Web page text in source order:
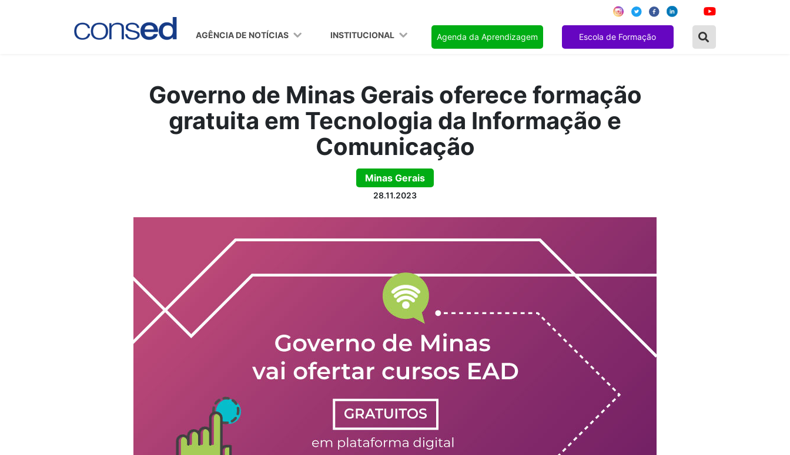
AGÊNCIA DE NOTÍCIAS INSTITUCIONAL Agenda da Aprendizagem Escola de Formação
Governo de Minas Gerais oferece formação
gratuita em Tecnologia da Informação e
Comunicação
Minas Gerais
28.11.2023